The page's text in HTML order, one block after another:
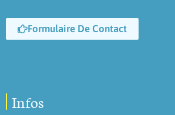
Formulaire De Contact
Infos